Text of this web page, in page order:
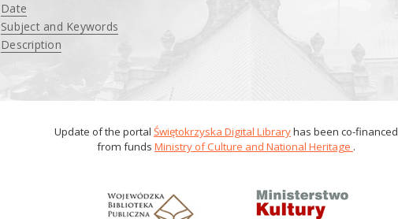
Date
Subject and Keywords
Description
Update of the portal Świętokrzyska Digital Libraryhas been co-financed
from funds Ministry of Culture and National Heritage .